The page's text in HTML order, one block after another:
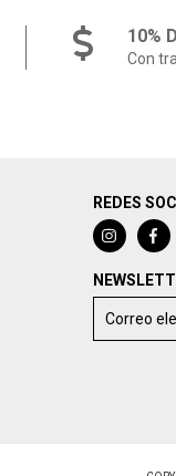
10%
Con
REDES